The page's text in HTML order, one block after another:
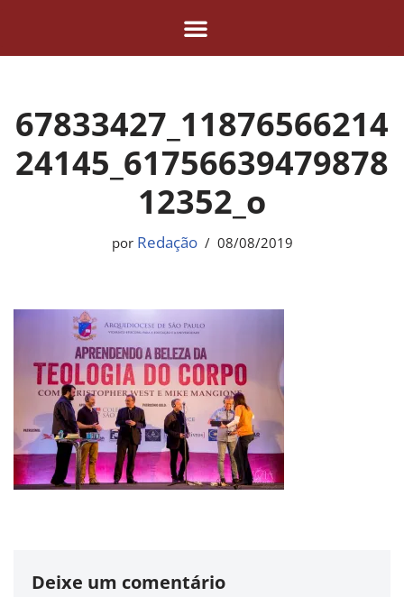
conteúdo
67833427_11876566214
24145_61756639479878
12352_o
por Redação 08/08/2019
Deixe um comentário